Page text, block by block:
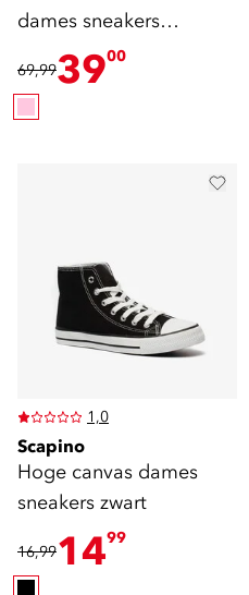
dames sneakers
lichtroze
69,993900
1,0
Scapino
Hoge canvas dames
sneakers zwart
16,991499